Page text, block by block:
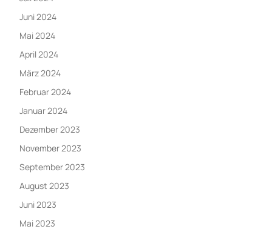
Juni 2024
Mai 2024
April 2024
März 2024
Februar 2024
Januar 2024
Dezember 2023
November 2023
September 2023
August 2023
Juni 2023
Mai 2023